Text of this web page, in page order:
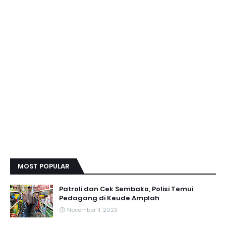
MOST POPULAR
Patroli dan Cek Sembako, Polisi Temui
Pedagang di Keude Amplah
November 11, 2023